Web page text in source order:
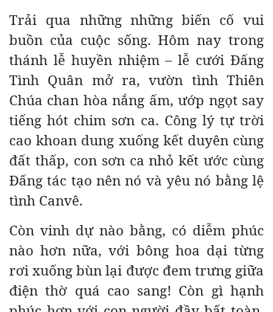
Trải qua những những biến cố vui
buồn của cuộc sống. Hôm nay trong
thánh lễ huyền nhiệm – lễ cưới Đấng
Tình Quân mở ra, vườn tình Thiên
Chúa chan hòa nắng ấm, ướp ngọt say
tiếng hót chim sơn ca. Công lý tự trời
cao khoan dung xuống kết duyên cùng
đất thấp, con sơn ca nhỏ kết ước cùng
Đấng tác tạo nên nó và yêu nó bằng lệ
tình Canvê.
Còn vinh dự nào bằng, có diễm phúc
nào hơn nữa, với bông hoa dại từng
rơi xuống bùn lại được đem trưng giữa
điện thờ quá cao sang! Còn gì hạnh